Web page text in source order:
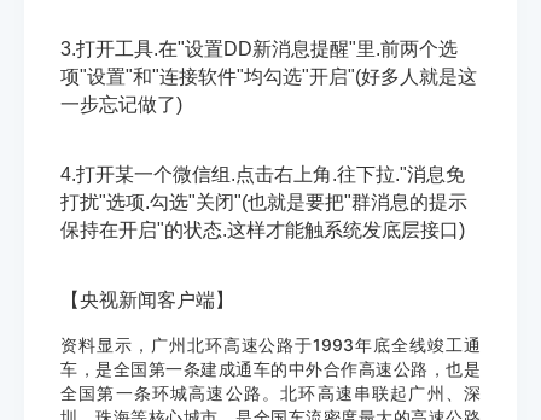
3.打开工具.在"设置DD新消息提醒"里.前两个选
项"设置"和"连接软件"均勾选"开启"(好多人就是这
一步忘记做了)
4.打开某一个微信组.点击右上角.往下拉."消息免
打扰"选项.勾选"关闭"(也就是要把"群消息的提示
保持在开启"的状态.这样才能触系统发底层接口)
【央视新闻客户端】
资料显示，广州北环高速公路于1993年底全线竣工通
车，是全国第一条建成通车的中外合作高速公路，也是
全国第一条环城高速公路。北环高速串联起广州、深